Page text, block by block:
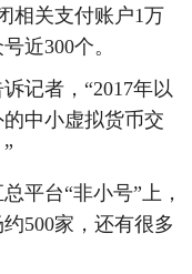
相关支付账户1万
近300个。
记者，“2017年以
中小虚拟货币交
台“非小号”上，
500家，还有很多